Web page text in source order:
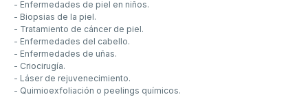
- Enfermedades de piel en niños.
- Biopsias de la piel.
- Tratamiento de cáncer de piel.
- Enfermedades del cabello.
- Enfermedades de uñas.
- Criocirugía.
- Láser de rejuvenecimiento.
- Quimioexfoliación o peelings químicos.